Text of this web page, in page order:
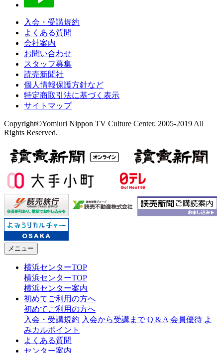
入会・受講規約
よくある質問
会社案内
お問い合わせ
スタッフ募集
読売新聞社
個人情報保護方針など
特定商取引法に基づく表示
サイトマップ
Copyright©Yomiuri Nippon TV Culture Center. 2005-2019 All
Rights Reserved.
メニュー
横浜センターTOP
横浜センターTOP
横浜センター案内
初めてご利用の方へ
初めてご利用の方へ
入会・受講規約 入会から受講まで Q & A 会員優待 よ
みカルポイント
よくある質問
センター案内